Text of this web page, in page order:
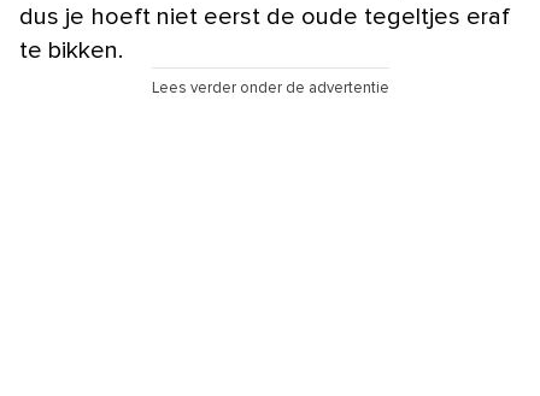
dus je hoeft niet eerst de oude tegeltjes eraf
te bikken.
Lees verder onder de advertentie